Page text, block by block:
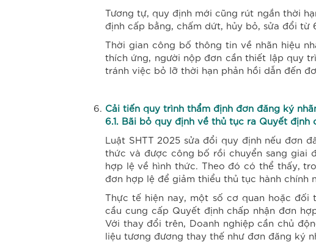
Tương tự, quy định mới cũng rút ngắn thời
định cấp bằng, chấm dứt, hủy bỏ, sửa đổi từ
Thời gian công bố thông tin về nhãn hiệu
thích ứng, người nộp đơn cần thiết lập quy
tránh việc bỏ lỡ thời hạn phản hồi dẫn đến
Cải tiến quy trình thẩm định đơn đăng ký
6.1. Bãi bỏ quy định về thủ tục ra Quyết định
Luật SHTT 2025 sửa đổi quy định nếu đơn
thức và được công bố rồi chuyển sang giai
hợp lệ về hình thức. Theo đó có thể thấy,
đơn hợp lệ để giảm thiểu thủ tục hành chính
Thực tế hiện nay, một số cơ quan hoặc đối
cầu cung cấp Quyết định chấp nhận đơn
Với thay đổi trên, Doanh nghiệp cần chủ
liệu tương đương thay thế như đơn đăng ký